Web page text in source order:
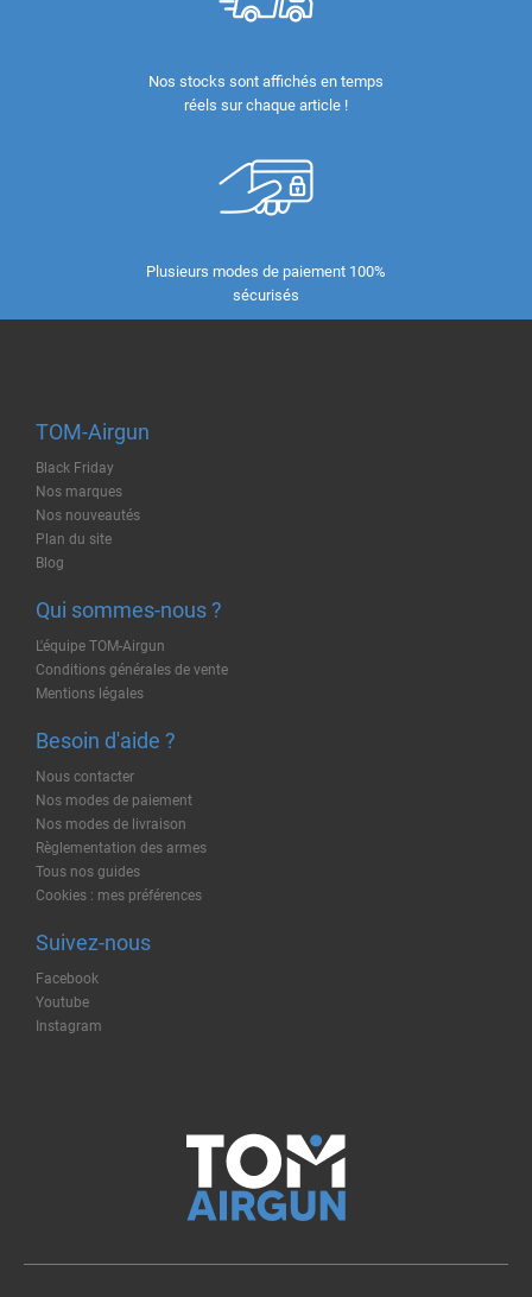
Nos stocks sont affichés en temps
réels sur chaque article !
Plusieurs modes de paiement 100%
sécurisés
TOM-Airgun
Black Friday
Nos marques
Nos nouveautés
Plan du site
Blog
Qui sommes-nous ?
L'équipe TOM-Airgun
Conditions générales de vente
Mentions légales
Besoin d'aide ?
Nous contacter
Nos modes de paiement
Nos modes de livraison
Règlementation des armes
Tous nos guides
Cookies : mes préférences
Suivez-nous
Facebook
Youtube
Instagram